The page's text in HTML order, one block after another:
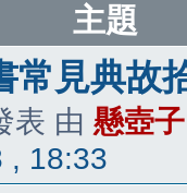
主題
常見典故
表 由 懸壺子
, 18:33